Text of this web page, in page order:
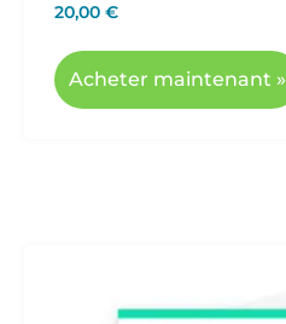
20,00 €
Acheter maintenant »